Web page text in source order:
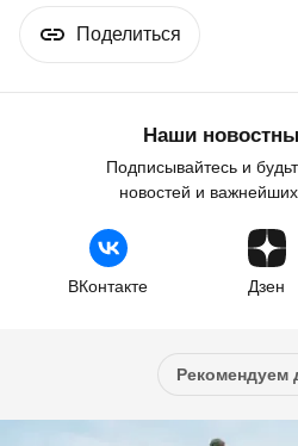
Поделиться
Наши
Подписывайтесь и
новостей и
ВКонтакте Дзен
Рекомендуем